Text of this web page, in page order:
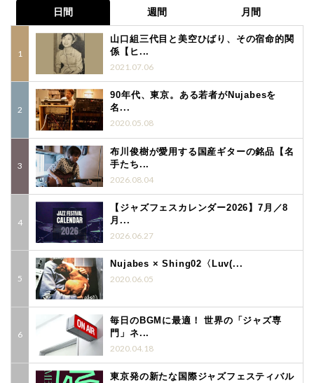
日間 週間 月間
山口組三代目と美空ひばり、その宿命的関
係【ヒ...
2021.07.06
90年代、東京。ある若者がNujabesを
名...
2020.05.08
布川俊樹が愛用する国産ギターの銘品【名
手たち...
2026.08.04
【ジャズフェスカレンダー2026】7月／8
月...
2026.06.27
Nujabes × Shing02〈Luv(...
2020.06.05
毎日のBGMに最適！ 世界の「ジャズ専
門」ネ...
2020.04.18
東京発の新たな国際ジャズフェスティバル